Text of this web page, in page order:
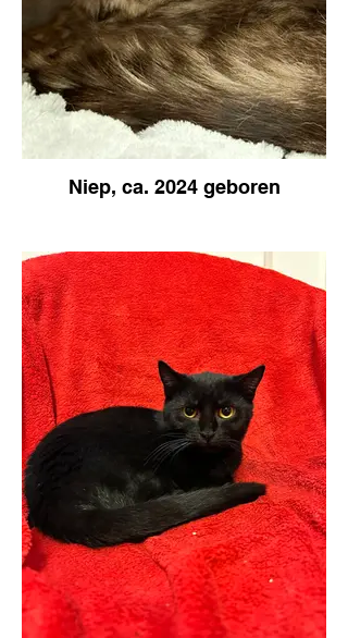
Niep, ca. 2024 geboren